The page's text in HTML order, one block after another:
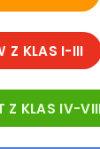
Z KLAS I-III
Z KLAS IV-